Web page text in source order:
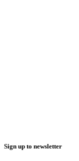
Sign up to newsletter